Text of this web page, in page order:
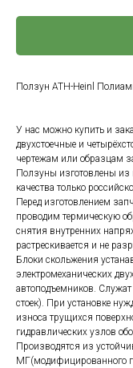
Ползун ATH-Heinl
У нас можно купить и
двухстоечные и
чертежам или образцам
Ползуны изготовлены из
качества только
Перед изготовлением
проводим термическую
снятия внутренних
растрескивается и не
Блоки скольжения
электромеханических
автоподъемников. Служат
стоек). При установке
износа трущихся
гидравлических узлов
Производятся из
МГ(модифицированного